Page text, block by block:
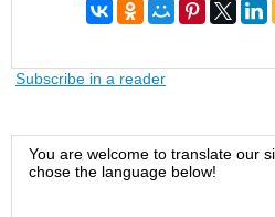
Subscribe in a reader
You are welcome to translate our
chose the language below!